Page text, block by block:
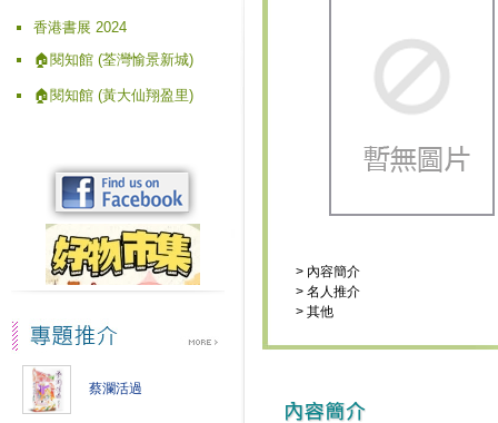
香港書展 2024
🏠閱知館 (荃灣愉景新城)
🏠閱知館 (黃大仙翔盈里)
蔡瀾活過
> 內容簡介
> 名人推介
> 其他